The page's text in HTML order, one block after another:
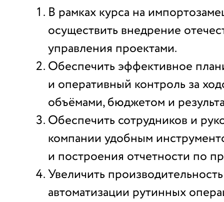
В рамках курса на
осуществить внедрение
управления проектами.
Обеспечить эффективное
и оперативный контроль за
объёмами, бюджетом и
Обеспечить сотрудников и
компании удобным
и построения отчетности по
Увеличить
автоматизации рутинных